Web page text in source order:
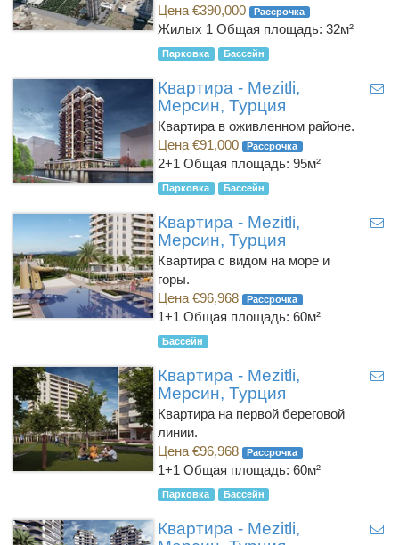
Цена €390,000
Рассрочка
Жилых 1 Общая площадь: 32м²
Парковка Бассейн
Квартира - Mezitli,
Мерсин, Турция
Квартира в оживленном районе.
Цена €91,000
Рассрочка
2+1 Общая площадь: 95м²
Парковка Бассейн
Квартира - Mezitli,
Мерсин, Турция
Квартира с видом на море и
горы.
Цена €96,968
Рассрочка
1+1 Общая площадь: 60м²
Бассейн
Квартира - Mezitli,
Мерсин, Турция
Квартира на первой береговой
линии.
Цена €96,968
Рассрочка
1+1 Общая площадь: 60м²
Парковка Бассейн
Квартира - Mezitli,